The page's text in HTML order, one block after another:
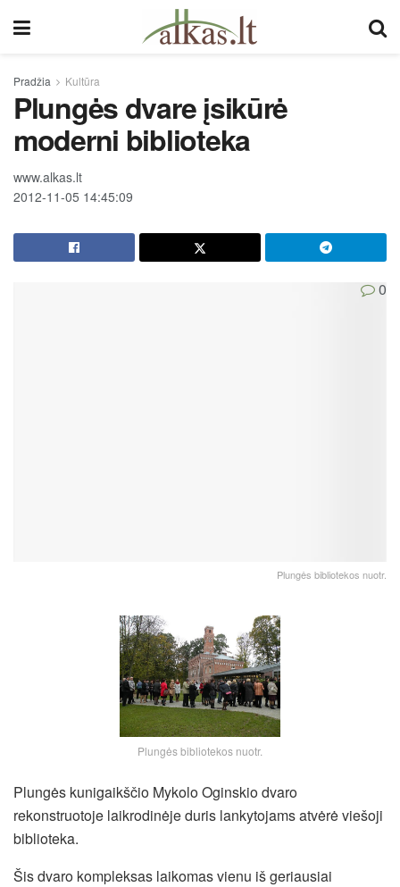
Pradžia Kultūra
Plungės dvare įsikūrė
moderni biblioteka
www.alkas.lt
2012-11-05 14:45:09
0
Plungės bibliotekos nuotr.
Plungės bibliotekos nuotr.
Plungės kunigaikščio Mykolo Oginskio dvaro
rekonstruotoje laikrodinėje duris lankytojams atvėrė viešoji
biblioteka.
Šis dvaro kompleksas laikomas vienu iš geriausiai